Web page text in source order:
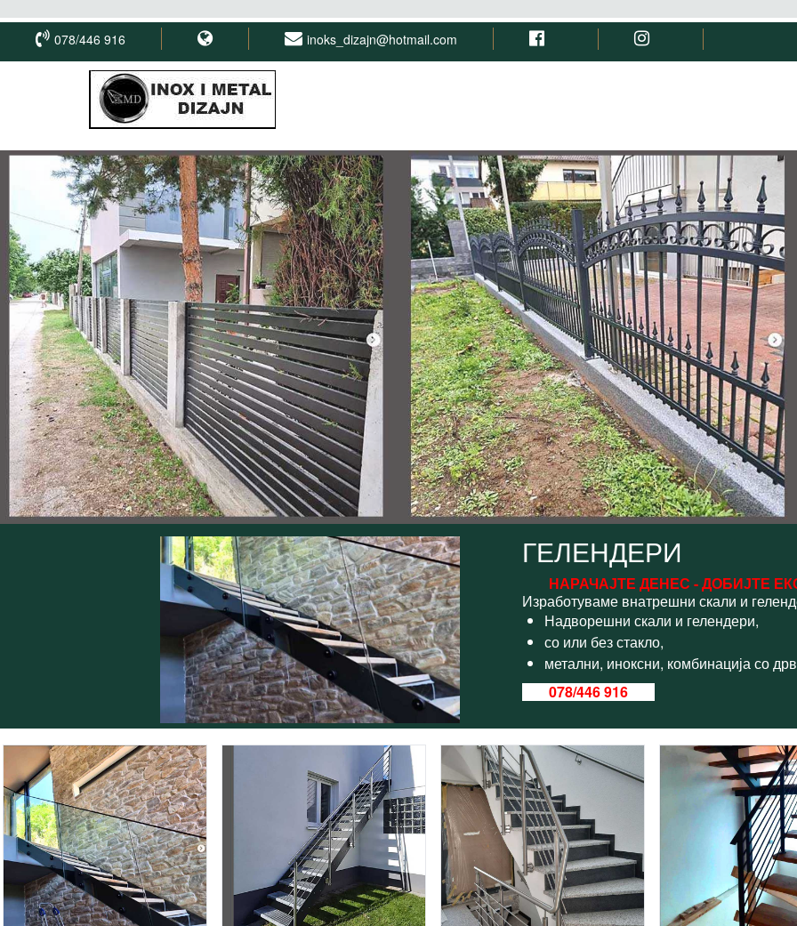
078/446 916 inoks_dizajn@hotmail.com
ГЕЛЕНДЕРИ
НАРАЧАЈТЕ ДЕНЕС - ДОБИЈТЕ
Изработуваме внатрешни скали и
Надворешни скали и гелендери,
со или без стакло,
метални, иноксни, комбинација со
078/446 916